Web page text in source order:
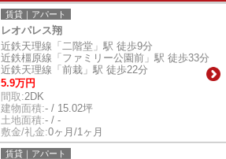
賃貸｜アパート
レオパレス翔
近鉄天理線「二階堂」駅 徒歩9分
近鉄橿原線「ファミリー公園前」駅 徒歩33分
近鉄天理線「前栽」駅 徒歩22分
5.9万円
間取:2DK
建物面積:- / 15.02坪
土地面積:- / -
敷金/礼金:0ヶ月/1ヶ月
賃貸｜アパート